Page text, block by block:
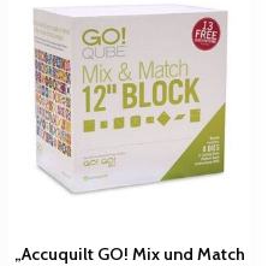
„Accuquilt GO! Mix und Match